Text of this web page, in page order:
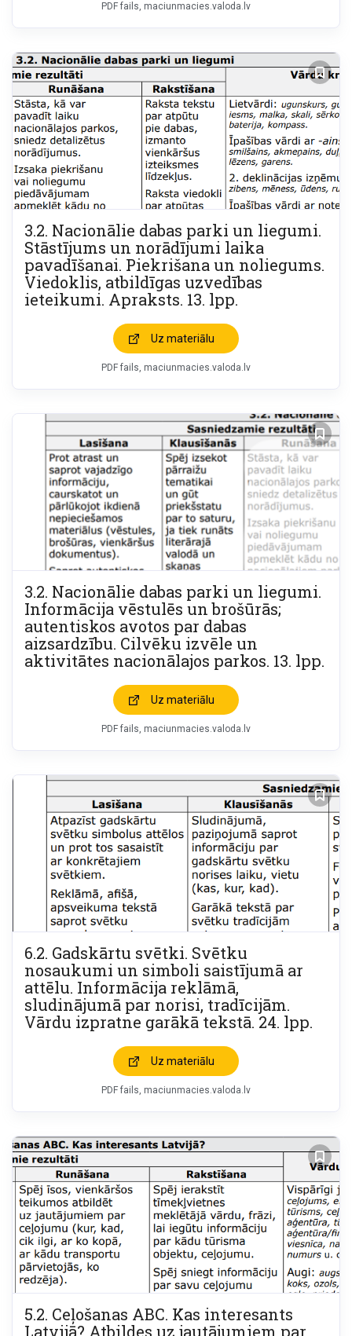
PDF fails maciunmacies.valoda.lv
3.2. Nacionālie dabas parki un liegumi.
Stāstījums un norādījumi laika
pavadīšanai. Piekrišana un noliegums.
Viedoklis, atbildīgas uzvedības
ieteikumi. Apraksts. 13. lpp.
Uz materiālu
PDF fails maciunmacies.valoda.lv
3.2. Nacionālie dabas parki un liegumi.
Informācija vēstulēs un brošūrās;
autentiskos avotos par dabas
aizsardzību. Cilvēku izvēle un
aktivitātes nacionālajos parkos. 13. lpp.
Uz materiālu
PDF fails maciunmacies.valoda.lv
6.2. Gadskārtu svētki. Svētku
nosaukumi un simboli saistījumā ar
attēlu. Informācija reklāmā,
sludinājumā par norisi, tradīcijām.
Vārdu izpratne garākā tekstā. 24. lpp.
Uz materiālu
PDF fails maciunmacies.valoda.lv
5.2. Ceļošanas ABC. Kas interesants
Latvijā? Atbildes uz jautājumiem par